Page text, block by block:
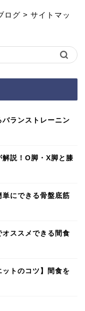
ログ > サイトマッ
ランストレーニン
説！O脚・X脚と膝
にできる骨盤底筋
ススメできる間食
トのコツ】間食を